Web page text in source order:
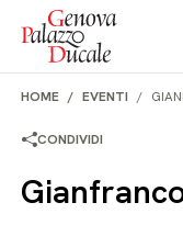
Salta al contenuto
HOME EVENTI
CONDIVIDI